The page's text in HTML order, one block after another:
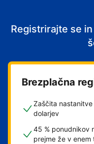
Registrirajte se
Brezplačna
Zaščita
dolarjev
45 % ponudnikov
prejme že v enem